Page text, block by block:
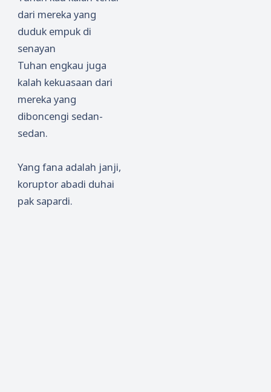
dari mereka yang
duduk empuk di
senayan
Tuhan engkau juga
kalah kekuasaan dari
mereka yang
diboncengi sedan-
sedan.
Yang fana adalah janji,
koruptor abadi duhai
pak sapardi.